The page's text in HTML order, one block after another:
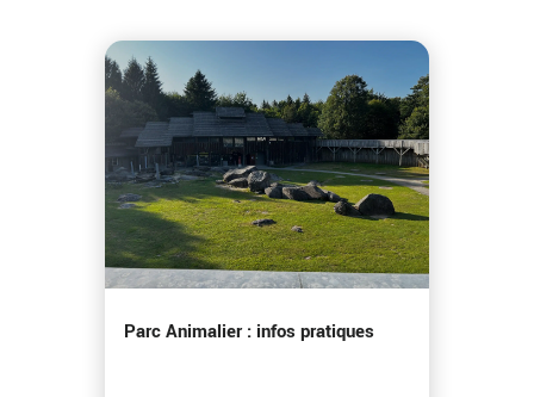
Parc Animalier : infos pratiques